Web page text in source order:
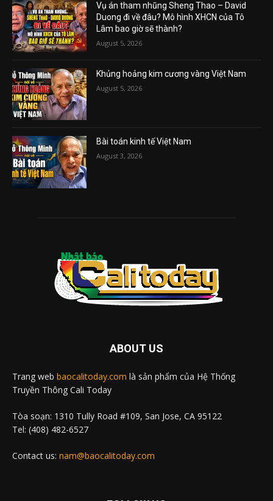
Vụ án tham nhũng Sheng Thao – David
Duong đi về đâu? Mô hình XHCN của Tô
Lâm bao giờ sẽ thành?
August 5, 2026
Khủng hoảng kim cương vàng Việt Nam
August 5, 2026
Bài toán kinh tế Việt Nam
August 3, 2026
ABOUT US
Trang web baocalitoday.com là sản phẩm của Hệ Thống
Truyền Thông Cali Today
Tòa soạn: 1310 Tully Road #109, San Jose, CA 95122
Tel: (408) 482-6527
Contact us: nam@baocalitoday.com